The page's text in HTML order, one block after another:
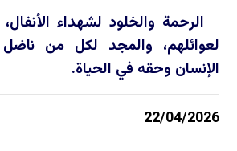
الرحمة والخلود لشهداء
لعوائلهم، والمجد لكل من
الإنسان وحقه في الحياة.
22/04/2026